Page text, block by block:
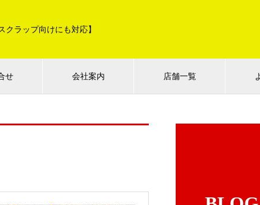
ラップ向けにも対応】
せ 会社案内 店舗一覧